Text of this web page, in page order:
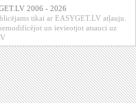
2006 - 2026
tikai ar EASYGET.LV atļauju.
un ievieotjot atsauci uz